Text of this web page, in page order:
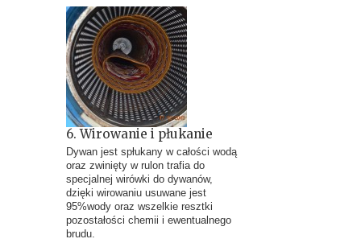
6. Wirowanie i płukanie
Dywan jest spłukany w całości wodą
oraz zwinięty w rulon trafia do
specjalnej wirówki do dywanów,
dzięki wirowaniu usuwane jest
95%wody oraz wszelkie resztki
pozostałości chemii i ewentualnego
brudu.